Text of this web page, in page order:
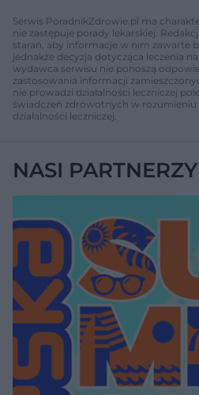
Serwis PoradnikZdrowie.pl ma
nie zastępuje porady lekarskiej.
starań, aby informacje w nim zawarte
jednakże decyzja dotycząca leczenia
wydawca serwisu nie ponoszą
zastosowania informacji
nie prowadzi działalności leczniczej
świadczeń zdrowotnych w rozumieniu
działalności leczniczej.
NASI